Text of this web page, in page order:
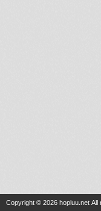
Copyright © 2026 hopluu.net All